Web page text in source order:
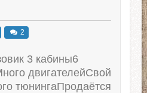
2
3 кабины6
двигателейСвой
тюнингаПродаётся